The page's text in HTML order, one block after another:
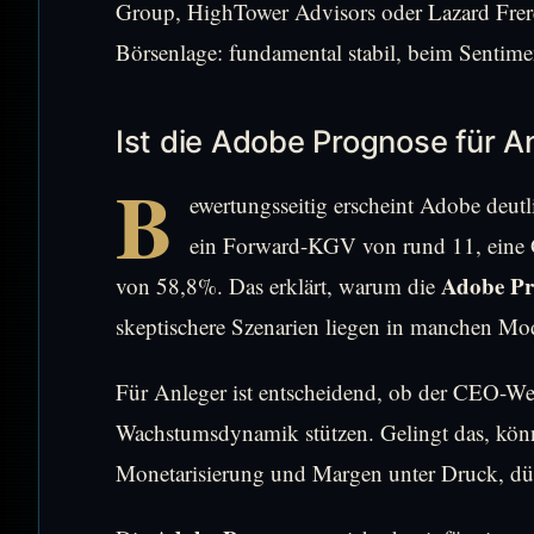
Group, HighTower Advisors oder Lazard
Börsenlage: fundamental stabil, beim
Ist die Adobe Prognose für
B
ewertungsseitig erscheint Adobe
ein Forward-KGV von rund 11, eine
von 58,8%. Das erklärt, warum die Adobe
skeptischere Szenarien liegen in manchen
Für Anleger ist entscheidend, ob der CEO-
Wachstumsdynamik stützen. Gelingt das,
Monetarisierung und Margen unter Druck,